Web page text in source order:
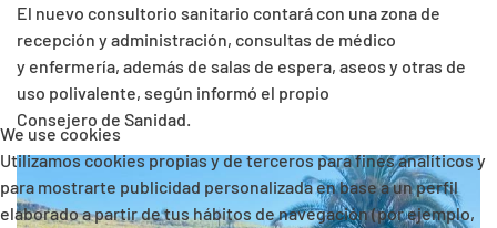
El nuevo consultorio sanitario contará con una zona de
recepción y administración, consultas de médico
y enfermería, además de salas de espera, aseos y otras de
uso polivalente, según informó el propio
Consejero de Sanidad.
We use cookies
Utilizamos cookies propias y de terceros para fines analíticos y
para mostrarte publicidad personalizada en base a un perfil
elaborado a partir de tus hábitos de navegación (por ejemplo,